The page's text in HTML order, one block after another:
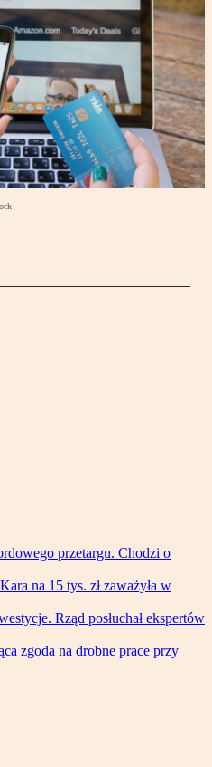
przetargu. Chodzi o
na 15 tys. zł zaważyła w
Rząd posłuchał ekspertów
zgoda na drobne prace przy